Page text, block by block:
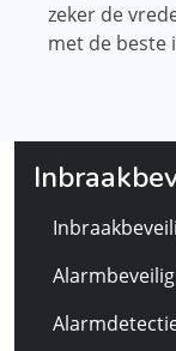
zeker de
met de beste